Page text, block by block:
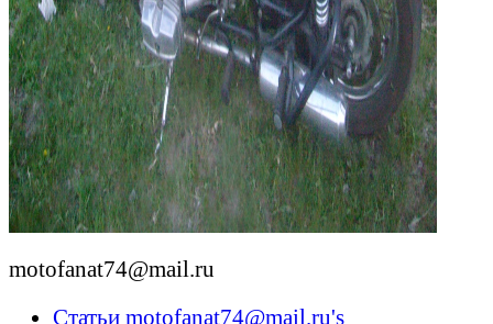
motofanat74@mail.ru
Статьи motofanat74@mail.ru's